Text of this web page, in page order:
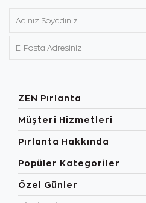
ZEN Pırlanta
Müşteri Hizmetleri
Pırlanta Hakkında
Popüler Kategoriler
Özel Günler